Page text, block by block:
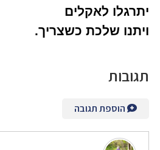
יתרגלו לאקלים
ויתנו שלכת כשצריך.
תגובות
הוספת תגובה